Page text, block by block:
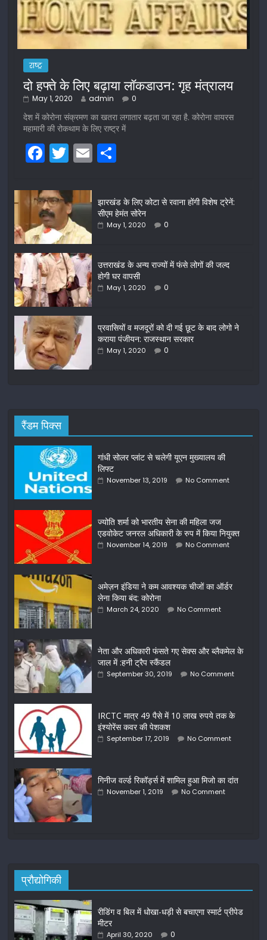
राष्ट्र
दो हफ्ते के लिए बढ़ाया लॉकडाउन: गृह मंत्रालय
May 1, 2020 admin 0
देश में कोरोना संक्रमण का खतरा लगातार बढ़ता जा रहा है. कोरोना वायरस
महामारी की रोकथाम के लिए राष्ट्र में
F
a
c
e
b
o
o
k
T
w
itt
er
E
m
ar
e
झारखंड के लिए कोटा से रवाना होंगी विशेष ट्रेनें:
सीएम हेमंत सोरेन
May 1, 2020 0
उत्तराखंड के अन्य राज्यों में फंसे लोगों की जल्द
होगी घर वापसी
May 1, 2020 0
प्रवासियों व मजदूरों को दी गई छूट के बाद लोगो ने
कराया पंजीयन: राजस्थान सरकार
May 1, 2020 0
रैंडम पिक्स
गांधी सोलर प्लांट से चलेगी यूएन मुख्यालय की
लिफ्ट
November 13, 2019 No Comment
ज्योति शर्मा को भारतीय सेना की महिला जज
एडवोकेट जनरल अधिकारी के रुप में किया नियुक्त
November 14, 2019 No Comment
अमेज़न इंडिया ने कम आवश्यक चीजों का ऑर्डर
लेना किया बंद: कोरोना
March 24, 2020 No Comment
नेता और अधिकारी फंसते गए सेक्स और ब्लैकमेल के
जाल में :हनी ट्रैप स्कैंडल
September 30, 2019 No Comment
IRCTC मात्र 49 पैसे में 10 लाख रुपये तक के
इंश्योरेंस कवर की पेशकश
September 17, 2019 No Comment
गिनीज वर्ल्ड रिकॉर्ड्स में शामिल हुआ मिजो का दांत
November 1, 2019 No Comment
प्रौद्योगिकी
रीडिंग व बिल में धोखा-धड़ी से बचाएगा स्मार्ट प्रीपेड
मीटर
April 30, 2020 0